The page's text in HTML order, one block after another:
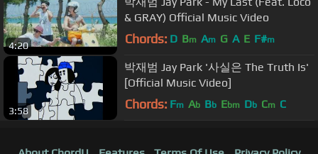
4:20
& GRAY) Official Music Video
Chords: D Bm Am G A E F#m
3:58
박재범 Jay Park '사실은 The Truth Is'
[Official Music Video]
Chords: Fm Ab Bb Ebm Db Cm C